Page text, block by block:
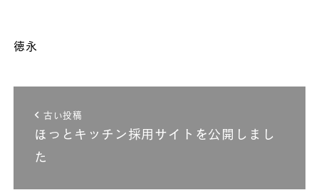
徳永
古い投稿
ほっとキッチン採用サイトを公開しまし
た